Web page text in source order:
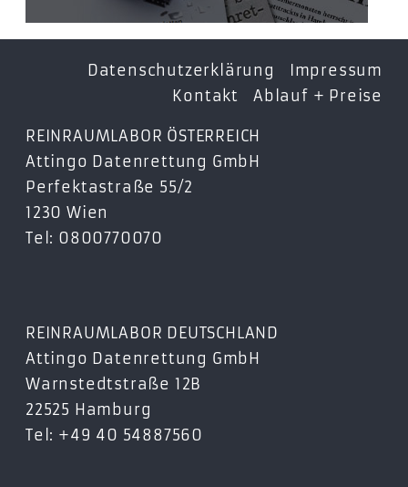
Datenschutzerklärung
Impressum
Kontakt
Ablauf + Preise
REINRAUMLABOR ÖSTERREICH
Attingo Datenrettung GmbH
Perfektastraße 55/2
1230 Wien
Tel: 0800770070
REINRAUMLABOR DEUTSCHLAND
Attingo Datenrettung GmbH
Warnstedtstraße 12B
22525 Hamburg
Tel: +49 40 54887560